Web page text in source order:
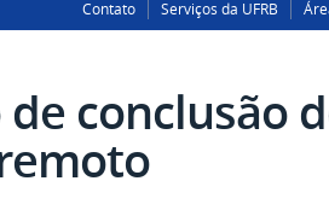
Contato Serviços da UFRB
conclusão